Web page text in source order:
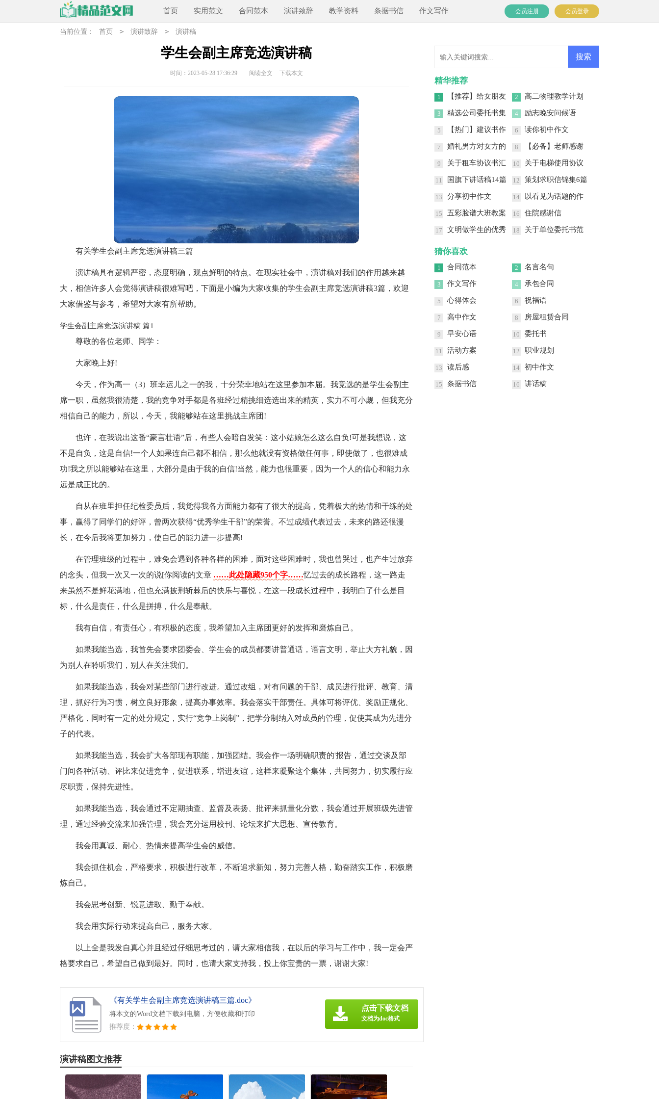
首页 实用范文 合同范本 演讲致辞 教学资料 条据书信 作文写作 会员登录
会员注册
当前位置： 首页 > 演讲致辞 > 演讲稿
学生会副主席竞选演讲稿
时间：2023-05-28 17:36:29 阅读全文 下载本文
有关学生会副主席竞选演讲稿三篇
演讲稿具有逻辑严密，态度明确，观点鲜明的特点。在现实社会中，演讲稿对我们的作用越来越
大，相信许多人会觉得演讲稿很难写吧，下面是小编为大家收集的学生会副主席竞选演讲稿3篇，欢迎
大家借鉴与参考，希望对大家有所帮助。
学生会副主席竞选演讲稿 篇1
尊敬的各位老师、同学：
大家晚上好!
今天，作为高一（3）班幸运儿之一的我，十分荣幸地站在这里参加本届。我竞选的是学生会副主
席一职，虽然我很清楚，我的竞争对手都是各班经过精挑细选选出来的精英，实力不可小觑，但我充分
相信自己的能力，所以，今天，我能够站在这里挑战主席团!
也许，在我说出这番“豪言壮语”后，有些人会暗自发笑：这小姑娘怎么这么自负!可是我想说，这
不是自负，这是自信!一个人如果连自己都不相信，那么他就没有资格做任何事，即使做了，也很难成
功!我之所以能够站在这里，大部分是由于我的自信!当然，能力也很重要，因为一个人的信心和能力永
远是成正比的。
自从在班里担任纪检委员后，我觉得我各方面能力都有了很大的提高，凭着极大的热情和干练的处
事，赢得了同学们的好评，曾两次获得“优秀学生干部”的荣誉。不过成绩代表过去，未来的路还很漫
长，在今后我将更加努力，使自己的能力进一步提高!
在管理班级的过程中，难免会遇到各种各样的困难，面对这些困难时，我也曾哭过，也产生过放弃
的念头，但我一次又一次的说[你阅读的文章 ……此处隐藏950个字……忆过去的成长路程，这一路走
来虽然不是鲜花满地，但也充满披荆斩棘后的快乐与喜悦，在这一段成长过程中，我明白了什么是目
标，什么是责任，什么是拼搏，什么是奉献。
我有自信，有责任心，有积极的态度，我希望加入主席团更好的发挥和磨炼自己。
如果我能当选，我首先会要求团委会、学生会的成员都要讲普通话，语言文明，举止大方礼貌，因
为别人在聆听我们，别人在关注我们。
如果我能当选，我会对某些部门进行改进。通过改组，对有问题的干部、成员进行批评、教育、清
理，抓好行为习惯，树立良好形象，提高办事效率。我会落实干部责任。具体可将评优、奖励正规化、
严格化，同时有一定的处分规定，实行“竞争上岗制”，把学分制纳入对成员的管理，促使其成为先进分
子的代表。
如果我能当选，我会扩大各部现有职能，加强团结。我会作一场明确职责的'报告，通过交谈及部
门间各种活动、评比来促进竞争，促进联系，增进友谊，这样来凝聚这个集体，共同努力，切实履行应
尽职责，保持先进性。
如果我能当选，我会通过不定期抽查、监督及表扬、批评来抓量化分数，我会通过开展班级先进管
理，通过经验交流来加强管理，我会充分运用校刊、论坛来扩大思想、宣传教育。
我会用真诚、耐心、热情来提高学生会的威信。
我会抓住机会，严格要求，积极进行改革，不断追求新知，努力完善人格，勤奋踏实工作，积极磨
炼自己。
我会思考创新、锐意进取、勤于奉献。
我会用实际行动来提高自己，服务大家。
以上全是我发自真心并且经过仔细思考过的，请大家相信我，在以后的学习与工作中，我一定会严
格要求自己，希望自己做到最好。同时，也请大家支持我，投上你宝贵的一票，谢谢大家!
《有关学生会副主席竞选演讲稿三篇.doc》
将本文的Word文档下载到电脑，方便收藏和打印
推荐度：
点击下载文档
文档为doc格式
演讲稿图文推荐
精华推荐
1
【推荐】给女朋友
道歉信三篇
2
高二物理教学计划
范文汇编八篇
3
精选公司委托书集
合十篇
4 励志晚安问候语
5
【热门】建议书作
文合集七篇
6 读你初中作文
7
婚礼男方对女方的
讲话稿
8
【必备】老师感谢
信集锦4篇
9
关于租车协议书汇
编9篇
10
关于电梯使用协议
书三篇
11 国旗下讲话稿14篇 12 策划求职信锦集6篇
13 分享初中作文 14
以看见为话题的作
文
15 五彩脸谱大班教案 16 住院感谢信
17
文明做学生的优秀
18
关于单位委托书范
猜你喜欢
1 合同范本 2 名言名句
3 作文写作 4 承包合同
5 心得体会 6 祝福语
7 高中作文 8 房屋租赁合同
9 早安心语 10 委托书
11 活动方案 12 职业规划
13 读后感 14 初中作文
15 条据书信 16 讲话稿